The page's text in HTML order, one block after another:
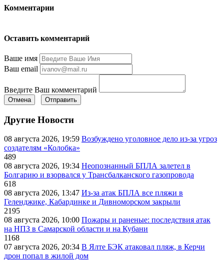
Комментарии
Оставить комментарий
Ваше имя
Ваш email
Введите Ваш комментарий
Отмена Отправить
Другие Новости
08 августа 2026, 19:59 Возбуждено уголовное дело из-за угроз
создателям «Колобка»
489
08 августа 2026, 19:34 Неопознанный БПЛА залетел в
Болгарию и взорвался у Трансбалканского газопровода
618
08 августа 2026, 13:47 Из-за атак БПЛА все пляжи в
Геленджике, Кабардинке и Дивноморском закрыли
2195
08 августа 2026, 10:00 Пожары и раненые: последствия атак
на НПЗ в Самарской области и на Кубани
1168
07 августа 2026, 20:34 В Ялте БЭК атаковал пляж, в Керчи
дрон попал в жилой дом